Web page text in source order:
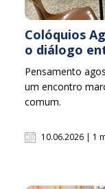
Colóquios
o diálogo
Pensamento
um encontro
comum.
10.06.2026 | 1